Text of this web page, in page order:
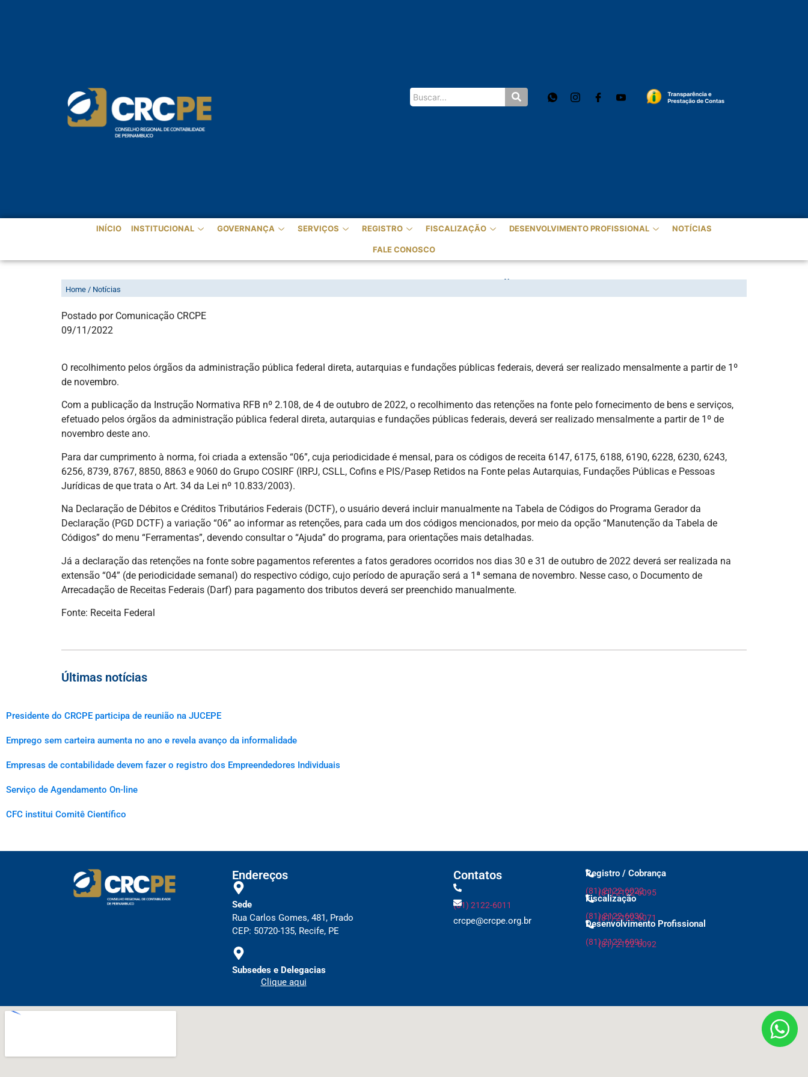
INÍCIO INSTITUCIONAL GOVERNANÇA SERVIÇOS REGISTRO FISCALIZAÇÃO DESENVOLVIMENTO PROFISSIONAL NOTÍCIAS
FALE CONOSCO
NORMATIVA DEFINE NOVO PRAZO DE PAGAMENTO PARA RETENÇÕES DE TRIBUTOS
Home / Notícias
Postado por Comunicação CRCPE
09/11/2022
O recolhimento pelos órgãos da administração pública federal direta, autarquias e fundações públicas federais, deverá ser realizado mensalmente a partir de 1º
de novembro.
Com a publicação da Instrução Normativa RFB nº 2.108, de 4 de outubro de 2022, o recolhimento das retenções na fonte pelo fornecimento de bens e serviços,
efetuado pelos órgãos da administração pública federal direta, autarquias e fundações públicas federais, deverá ser realizado mensalmente a partir de 1º de
novembro deste ano.
Para dar cumprimento à norma, foi criada a extensão “06”, cuja periodicidade é mensal, para os códigos de receita 6147, 6175, 6188, 6190, 6228, 6230, 6243,
6256, 8739, 8767, 8850, 8863 e 9060 do Grupo COSIRF (IRPJ, CSLL, Cofins e PIS/Pasep Retidos na Fonte pelas Autarquias, Fundações Públicas e Pessoas
Jurídicas de que trata o Art. 34 da Lei nº 10.833/2003).
Na Declaração de Débitos e Créditos Tributários Federais (DCTF), o usuário deverá incluir manualmente na Tabela de Códigos do Programa Gerador da
Declaração (PGD DCTF) a variação “06” ao informar as retenções, para cada um dos códigos mencionados, por meio da opção “Manutenção da Tabela de
Códigos” do menu “Ferramentas”, devendo consultar o “Ajuda” do programa, para orientações mais detalhadas.
Já a declaração das retenções na fonte sobre pagamentos referentes a fatos geradores ocorridos nos dias 30 e 31 de outubro de 2022 deverá ser realizada na
extensão “04” (de periodicidade semanal) do respectivo código, cujo período de apuração será a 1ª semana de novembro. Nesse caso, o Documento de
Arrecadação de Receitas Federais (Darf) para pagamento dos tributos deverá ser preenchido manualmente.
Fonte: Receita Federal
Últimas notícias
Presidente do CRCPE participa de reunião na JUCEPE
Emprego sem carteira aumenta no ano e revela avanço da informalidade
Empresas de contabilidade devem fazer o registro dos Empreendedores Individuais
Serviço de Agendamento On-line
CFC institui Comitê Científico
Endereços
Sede
Rua Carlos Gomes, 481, Prado
CEP: 50720-135, Recife, PE
Subsedes e Delegacias
Clique aqui
Contatos
(81) 2122-6011
crcpe@crcpe.org.br
Registro / Cobrança
(81) 2122-6022
(81) 2122-6095
Fiscalização
(81) 2122-6030
(81) 2122-6071
Desenvolvimento Profissional
(81) 2122-6091
(81) 2122-6092